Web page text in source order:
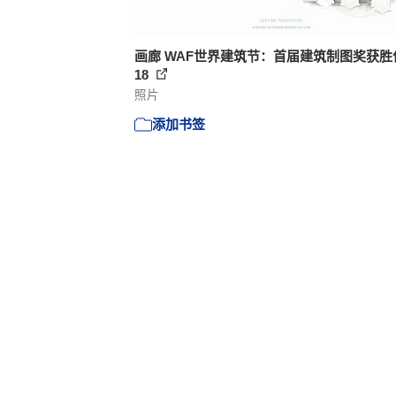
画廊 WAF世界建筑节：首届建筑制图奖获胜
18
照片
添加书签